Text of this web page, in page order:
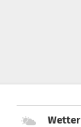
Wetter